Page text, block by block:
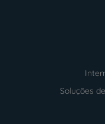
Soluções